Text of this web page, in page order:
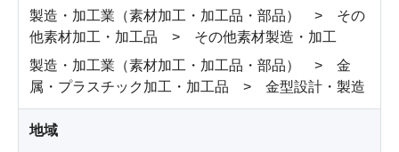
製造・加工業（素材加工・加工品・部品） > その
他素材加工・加工品 > その他素材製造・加工
製造・加工業（素材加工・加工品・部品） > 金
属・プラスチック加工・加工品 > 金型設計・製造
地域